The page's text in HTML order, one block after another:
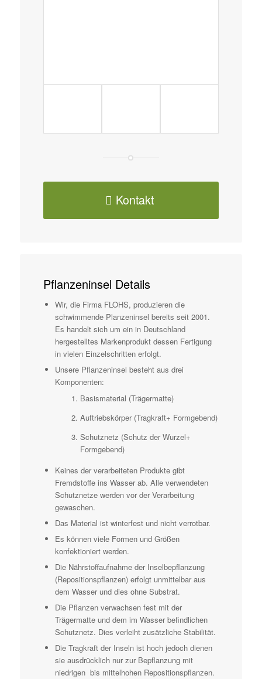
Kontakt
Pflanzeninsel Details
Wir, die Firma FLOHS, produzieren die
schwimmende Planzeninsel bereits seit 2001.
Es handelt sich um ein in Deutschland
hergestelltes Markenprodukt dessen Fertigung
in vielen Einzelschritten erfolgt.
Unsere Pflanzeninsel besteht aus drei
Komponenten:
Basismaterial (Trägermatte)
Auftriebskörper (Tragkraft+ Formgebend)
Schutznetz (Schutz der Wurzel+
Formgebend)
Keines der verarbeiteten Produkte gibt
Fremdstoffe ins Wasser ab. Alle verwendeten
Schutznetze werden vor der Verarbeitung
gewaschen.
Das Material ist winterfest und nicht verrotbar.
Es können viele Formen und Größen
konfektioniert werden.
Die Nährstoffaufnahme der Inselbepflanzung
(Repositionspflanzen) erfolgt unmittelbar aus
dem Wasser und dies ohne Substrat.
Die Pflanzen verwachsen fest mit der
Trägermatte und dem im Wasser befindlichen
Schutznetz. Dies verleiht zusätzliche Stabilität.
Die Tragkraft der Inseln ist hoch jedoch dienen
sie ausdrücklich nur zur Bepflanzung mit
niedrigen bis mittelhohen Repositionspflanzen.